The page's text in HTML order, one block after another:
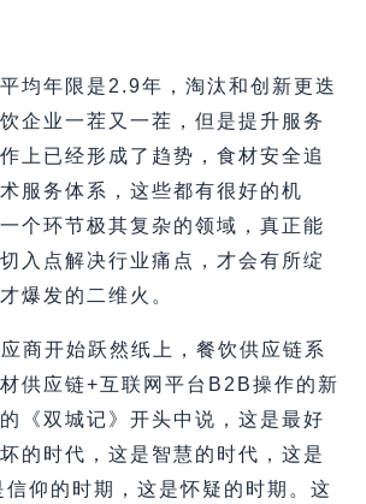
均年限是2.9年，淘汰和创新更迭
企业一茬又一茬，但是提升服务
上已经形成了趋势，食材安全追
服务体系，这些都有很好的机
个环节极其复杂的领域，真正能
入点解决行业痛点，才会有所绽
爆发的二维火。
商开始跃然纸上，餐饮供应链系
供应链+互联网平台B2B操作的新
《双城记》开头中说，这是最好
的时代，这是智慧的时代，这是
仰的时期，这是怀疑的时期。这